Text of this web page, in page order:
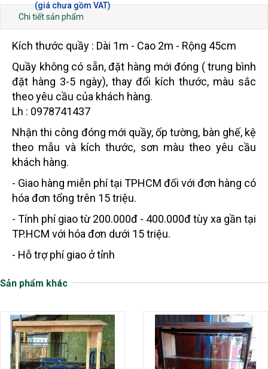
Chi tiết sản phẩm
Kích thước quầy : Dài 1m - Cao 2m - Rộng 45cm
Quầy không có sẵn, đặt hàng mới đóng ( trung bình
đặt hàng 3-5 ngày), thay đổi kích thước, màu sắc
theo yêu cầu của khách hàng.
Lh : 0978741437
Nhận thi công đóng mới quầy, ốp tường, bàn ghế, kệ
theo mẫu và kích thước, sơn màu theo yêu cầu
khách hàng.
- Giao hàng miễn phí tại TPHCM đối với đơn hàng có
hóa đơn tổng trên 15 triệu.
- Tính phí giao từ 200.000đ - 400.000đ tùy xa gần tại
TP.HCM với hóa đơn dưới 15 triệu.
- Hỗ trợ phí giao ở tỉnh
Sản phẩm khác